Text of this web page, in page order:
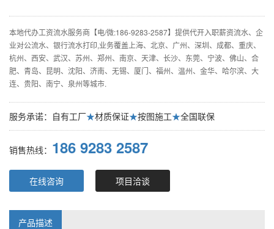
本地代办工资流水服务商【电/微:186-9283-2587】提供代开入职薪资流水、企
业对公流水、银行流水打印,业务覆盖上海、北京、广州、深圳、成都、重庆、
杭州、西安、武汉、苏州、郑州、南京、天津、长沙、东莞、宁波、佛山、合
肥、青岛、昆明、沈阳、济南、无锡、厦门、福州、温州、金华、哈尔滨、大
连、贵阳、南宁、泉州等城市.
服务承诺：自有工厂★材质保证★按图施工★全国联保
销售热线： 186 9283 2587
在线咨询 项目洽谈
产品描述